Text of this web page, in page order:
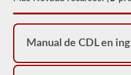
Manual de CDL en